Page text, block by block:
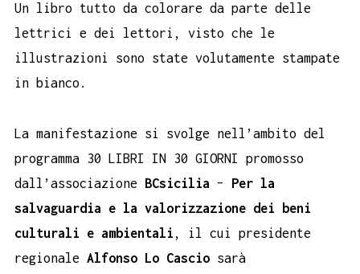
Un libro tutto da colorare da parte delle
lettrici e dei lettori, visto che le
illustrazioni sono state volutamente stampate
in bianco.
La manifestazione si svolge nell’ambito del
programma 30 LIBRI IN 30 GIORNI promosso
dall’associazione BCsicilia – Per la
salvaguardia e la valorizzazione dei beni
culturali e ambientali
, il cui presidente
regionale Alfonso Lo Cascio sarà